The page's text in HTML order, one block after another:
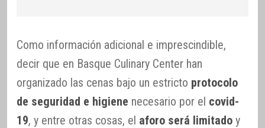
Como información adicional e imprescindible,
decir que en Basque Culinary Center han
organizado las cenas bajo un estricto protocolo
de seguridad e higiene necesario por el covid-
19, y entre otras cosas, el aforo será limitado y